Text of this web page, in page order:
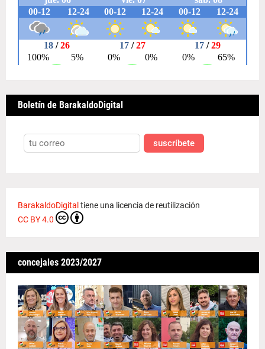
Boletín de BarakaldoDigital
suscríbete
BarakaldoDigital tiene una licencia de reutilización
CC BY 4.0
concejales 2023/2027